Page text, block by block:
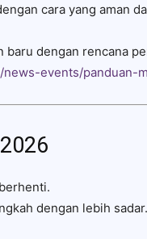
cara yang aman
baru dengan rencana
events/panduan-
dengan lebih sadar.